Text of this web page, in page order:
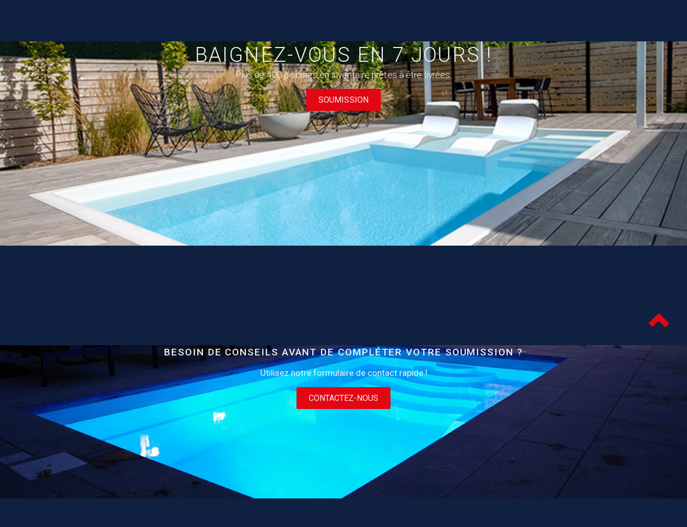
BAIGNEZ-VOUS EN 7 JOURS !
Plus de 400 piscines en inventaire prêtes à être livrées.
SOUMISSION
BESOIN DE CONSEILS AVANT DE COMPLÉTER VOTRE SOUMISSION ?
Utilisez notre formulaire de contact rapide !
CONTACTEZ-NOUS